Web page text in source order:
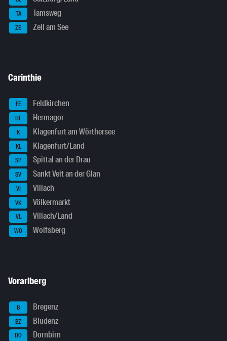
TA Tamsweg
ZE Zell am See
Carinthie
FE Feldkirchen
HE Hermagor
K Klagenfurt am Wörthersee
KL Klagenfurt/Land
SP Spittal an der Drau
SV Sankt Veit an der Glan
VI Villach
VK Völkermarkt
VL Villach/Land
WO Wolfsberg
Vorarlberg
B Bregenz
BZ Bludenz
DO Dornbirn